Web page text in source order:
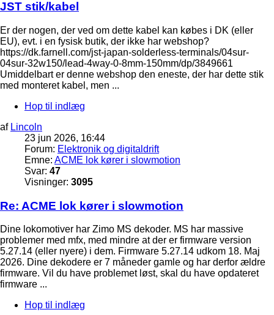
JST stik/kabel
Er der nogen, der ved om dette kabel kan købes i DK (eller
EU), evt. i en fysisk butik, der ikke har webshop?
https://dk.farnell.com/jst-japan-solderless-terminals/04sur-
04sur-32w150/lead-4way-0-8mm-150mm/dp/3849661
Umiddelbart er denne webshop den eneste, der har dette stik
med monteret kabel, men ...
Hop til indlæg
af Lincoln
23 jun 2026, 16:44
Forum: Elektronik og digitaldrift
Emne: ACME lok kører i slowmotion
Svar: 47
Visninger: 3095
Re: ACME lok kører i slowmotion
Dine lokomotiver har Zimo MS dekoder. MS har massive
problemer med mfx, med mindre at der er firmware version
5.27.14 (eller nyere) i dem. Firmware 5.27.14 udkom 18. Maj
2026. Dine dekodere er 7 måneder gamle og har derfor ældre
firmware. Vil du have problemet løst, skal du have opdateret
firmware ...
Hop til indlæg